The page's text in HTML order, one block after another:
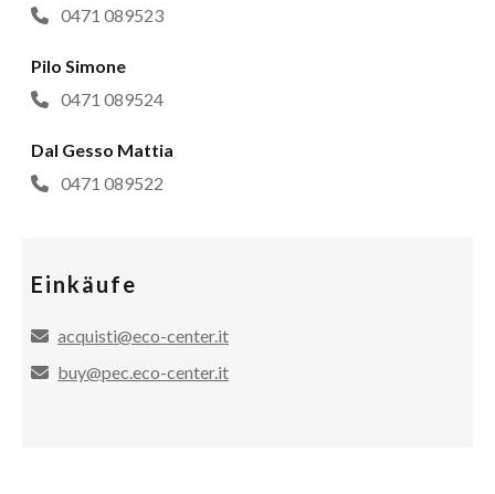
0471 089523
Pilo Simone
0471 089524
Dal Gesso Mattia
0471 089522
Einkäufe
acquisti@eco-center.it
buy@pec.eco-center.it